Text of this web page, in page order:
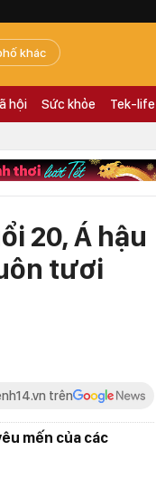
khác
hội Sức khỏe Tek-life
20, Á hậu
tươi
trên
mến của các